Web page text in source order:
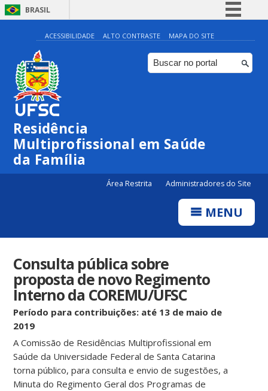
BRASIL
Simplifique!
Comunica BR
Participe
ACESSIBILIDADE ALTO CONTRASTE MAPA DO SITE
Residência
Multiprofissional em Saúde
da Família
Área Restrita Administradores do Site
MENU
Consulta pública sobre
proposta de novo Regimento
Interno da COREMU/UFSC
Período para contribuições: até 13 de maio de
2019
A Comissão de Residências Multiprofissional em
Saúde da Universidade Federal de Santa Catarina
torna público, para consulta e envio de sugestões, a
Minuta do Regimento Geral dos Programas de